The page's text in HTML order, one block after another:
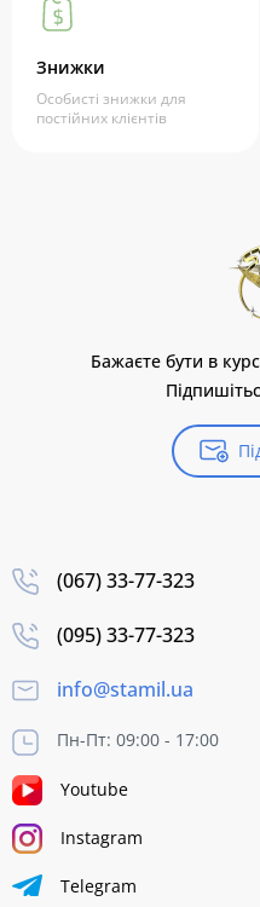
Знижки
Особисті знижки для
постійних клієнтів
Бажаєте бути в
(067) 33-77-323
(095) 33-77-323
info@stamil.ua
Пн-Пт: 09:00 - 17:00
Youtube
Instagram
Telegram